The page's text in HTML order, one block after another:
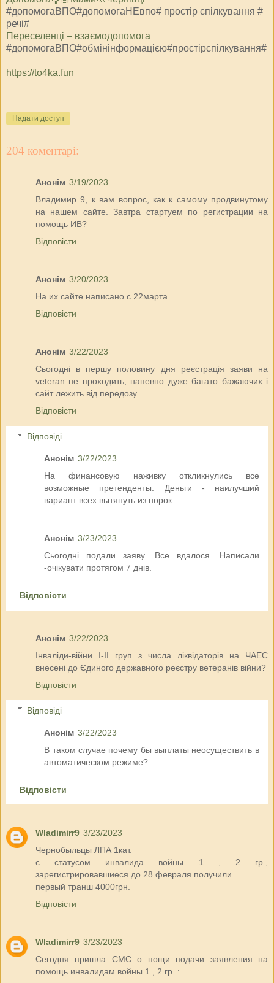
#допомогаВПО#допомогаНЕвпо# простір спілкування #
речі#
⁨Переселенці – взаємодопомога⁩
#допомогаВПО#обмінінформацією#простірспілкування#
https://to4ka.fun
Надати доступ
204 коментарі:
Анонім 3/19/2023
Владимир 9, к вам вопрос, как к самому продвинутому
на нашем сайте. Завтра стартуем по регистрации на
помощь ИВ?
Відповісти
Анонім 3/20/2023
На их сайте написано с 22марта
Відповісти
Анонім 3/22/2023
Сьогодні в першу половину дня реєстрація заяви на
veteran не проходить, напевно дуже багато бажаючих і
сайт лежить від передозу.
Відповісти
Відповіді
Анонім 3/22/2023
На финансовую наживку откликнулись все
возможные претенденты. Деньги - наилучший
вариант всех вытянуть из норок.
Анонім 3/23/2023
Сьогодні подали заяву. Все вдалося. Написали
-очікувати протягом 7 днів.
Відповісти
Анонім 3/22/2023
Інваліди-війни І-ІІ груп з числа ліквідаторів на ЧАЕС
внесені до Єдиного державного реєстру ветеранів війни?
Відповісти
Відповіді
Анонім 3/22/2023
В таком случае почему бы выплаты неосуществить в
автоматическом режиме?
Відповісти
Wladimirr9 3/23/2023
Чернобыльцы ЛПА 1кат.
с статусом инвалида войны 1 , 2 гр.,
зарегистрировавшиеся до 28 февраля получили
первый транш 4000грн.
Відповісти
Wladimirr9 3/23/2023
Сегодня пришла СМС о пощи подачи заявления на
помощь инвалидам войны 1 , 2 гр. :